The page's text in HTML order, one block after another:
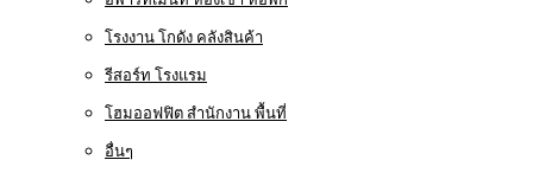
โรงงาน โกดัง คลังสินค้า
รีสอร์ท โรงแรม
โฮมออฟฟิต สำนักงาน พื้นที่
อื่นๆ